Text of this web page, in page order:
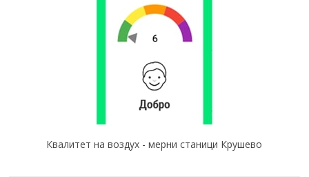
Квалитет на воздух - мерни станици Крушево